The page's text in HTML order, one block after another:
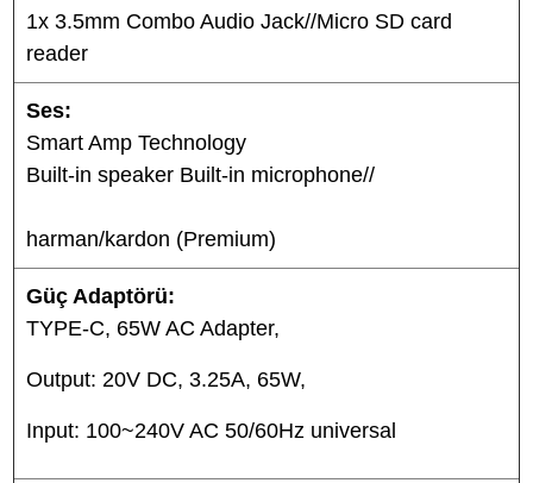
1x 3.5mm Combo Audio Jack//Micro SD card
reader
Ses:
Smart Amp Technology
Built-in speaker Built-in microphone//
harman/kardon (Premium)
Güç Adaptörü:
TYPE-C, 65W AC Adapter,
Output: 20V DC, 3.25A, 65W,
Input: 100~240V AC 50/60Hz universal